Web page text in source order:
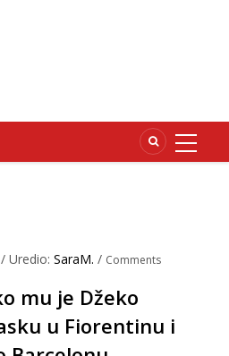
/ Uredio: SaraM. / Comments
mu je Džeko
u Fiorentinu i